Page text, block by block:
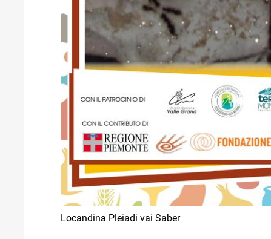
Locandina Pleiadi vai Saber